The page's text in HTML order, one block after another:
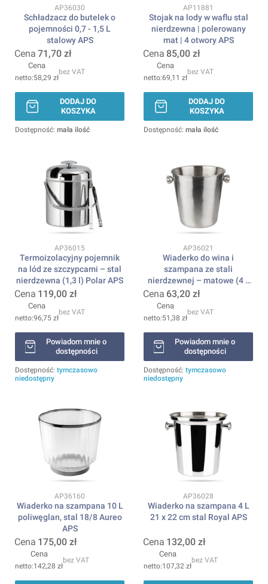
Kod produktu
AP36030
Schładzacz do butelek o
pojemności 0,7 - 1,5 L
stalowy APS
Cena 71,70 zł
Cena
58,29 zł
bez VAT
DODAJ DO
KOSZYKA
Dostępność: mała ilość
Kod produktu
AP11881
Stojak na lody w waflu stal
nierdzewna | polerowany
mat | 4 otwory APS
Cena 85,00 zł
Cena
69,11 zł
bez VAT
DODAJ DO
KOSZYKA
Dostępność: mała ilość
Kod produktu
AP36015
Termoizolacyjny pojemnik
na lód ze szczypcami – stal
nierdzewna (1,3 l) Polar APS
Cena 119,00 zł
Cena
96,75 zł
bez VAT
Powiadom mnie o
dostępności
Dostępność: tymczasowo
niedostępny
Kod produktu
AP36021
Wiaderko do wina i
szampana ze stali
nierdzewnej – matowe (4 l,
20 cm) APS
Cena 63,20 zł
Cena
51,38 zł
bez VAT
Powiadom mnie o
dostępności
Dostępność: tymczasowo
niedostępny
Kod produktu
AP36160
Wiaderko na szampana 10 L
poliwęglan, stal 18/8 Aureo
APS
Cena 175,00 zł
Cena
142,28 zł
bez VAT
Kod produktu
AP36028
Wiaderko na szampana 4 L
21 x 22 cm stal Royal APS
Cena 132,00 zł
Cena
107,32 zł
bez VAT